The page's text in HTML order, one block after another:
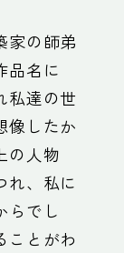
家の師弟
品名に
私達の世
像したか
の人物
れ、私に
らでし
ことがわ